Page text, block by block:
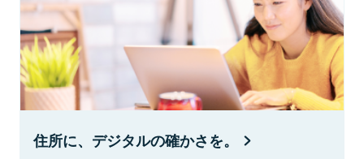
住所に、デジタルの確かさを。